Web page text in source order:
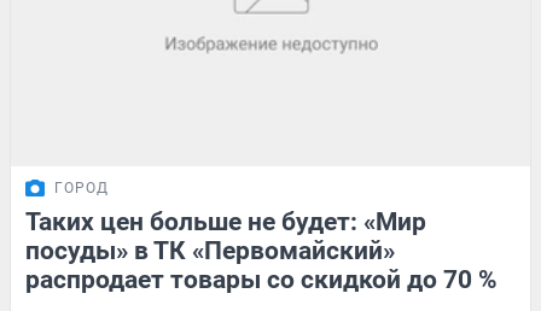
ГОРОД
Таких цен больше не будет: «Мир
посуды» в ТК «Первомайский»
распродает товары со скидкой до 70 %